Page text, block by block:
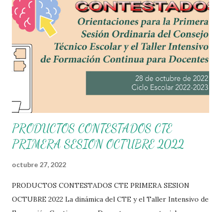
PRODUCTOS CONTESTADOS CTE
PRIMERA SESION OCTUBRE 2022
octubre 27, 2022
PRODUCTOS CONTESTADOS CTE PRIMERA SESION
OCTUBRE 2022 La dinámica del CTE y el Taller Intensivo de